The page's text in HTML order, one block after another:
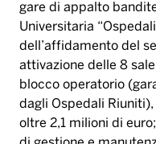
gare di appalto
Universitaria
dell’affidamento del
attivazione delle 8
blocco operatorio
dagli Ospedali
oltre 2,1 milioni di